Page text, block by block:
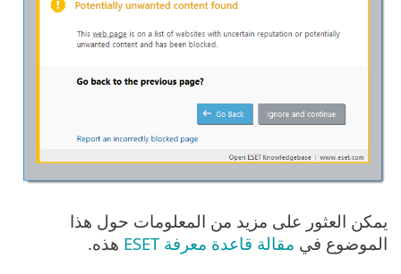
يمكن العثور على مزيد من المعلومات حول هذا
الموضوع في مقالة قاعدة معرفة ESET هذه.